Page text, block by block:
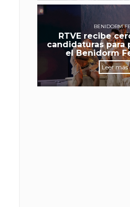
BENIDORM
RTVE recibe
candidaturas para
el Benidorm
Leer más